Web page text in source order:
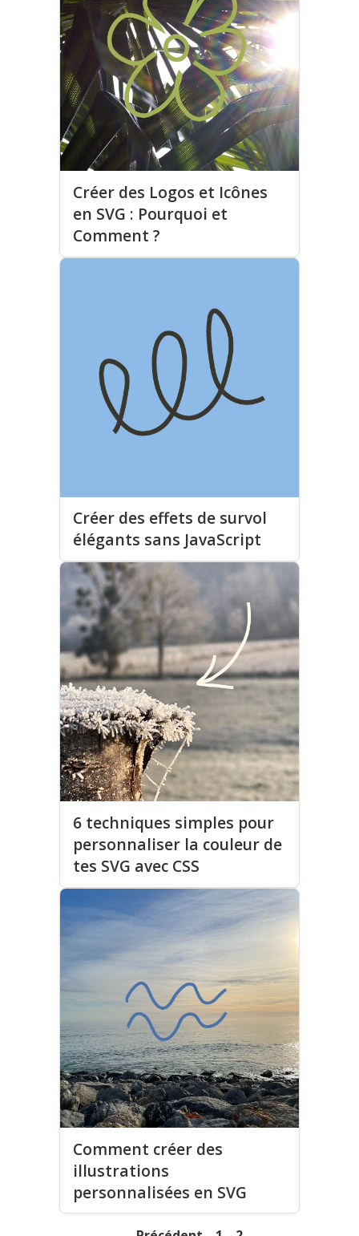
Créer des Logos et Icônes
en SVG : Pourquoi et
Comment ?
Créer des effets de survol
élégants sans JavaScript
6 techniques simples pour
personnaliser la couleur de
tes SVG avec CSS
Comment créer des
illustrations
personnalisées en SVG